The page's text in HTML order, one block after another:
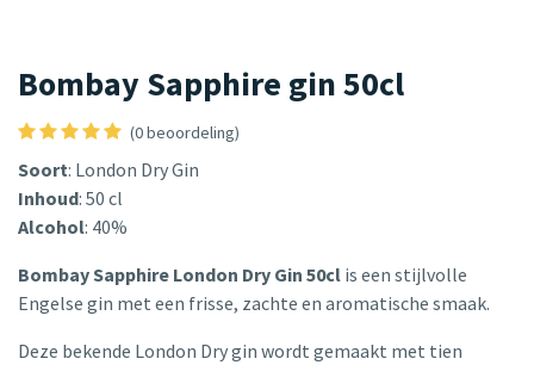
Bombay Sapphire gin 50cl
(0 beoordeling)
Soort: London Dry Gin
Inhoud: 50 cl
Alcohol: 40%
Bombay Sapphire London Dry Gin 50cl is een stijlvolle
Engelse gin met een frisse, zachte en aromatische smaak.
Deze bekende London Dry gin wordt gemaakt met tien